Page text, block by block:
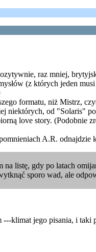
raz mniej,
(z których jeden
formatu, niż Mistrz,
niektórych, od "Solaris"
love story. (Podobnie
A.R.
listę, gdy po latach
sporo wad, ale
klimat jego pisania, i